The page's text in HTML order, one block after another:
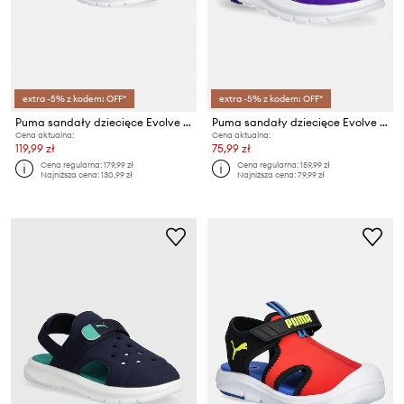
extra -5% z kodem: OFF*
Puma sandały dziecięce Evolve Sandal
Cena aktualna:
119,99 zł
Cena regularna:179,99 zł
Najniższa cena:130,99 zł
extra -5% z kodem: OFF*
Puma sandały dziecięce Evolve AC Inf
Cena aktualna:
75,99 zł
Cena regularna:159,99 zł
Najniższa cena:79,99 zł